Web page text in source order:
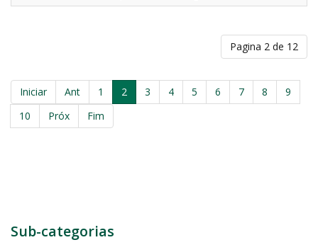
Pagina 2 de 12
Iniciar Ant 1 2 3 4 5 6 7 8
9
10
Próx Fim
Sub-categorias